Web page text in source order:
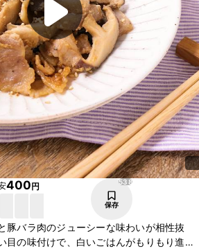
400円 538
保存
豚バラ肉のジューシーな味わいが相性抜
目の味付けで、白いごはんがもりもり進み